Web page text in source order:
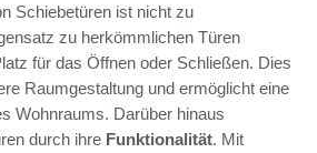
Schiebetüren ist nicht zu
zu herkömmlichen Türen
für das Öffnen oder Schließen. Dies
Raumgestaltung und ermöglicht eine
Wohnraums. Darüber hinaus
durch ihre Funktionalität. Mit